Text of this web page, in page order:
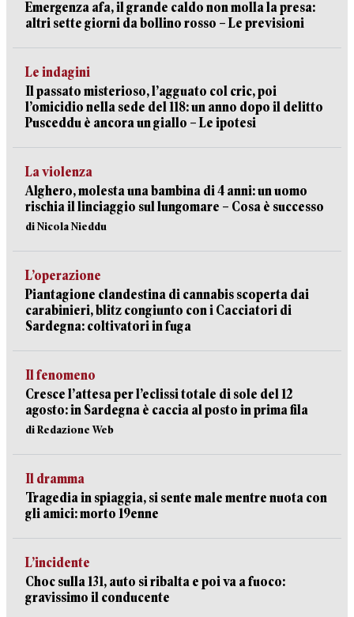
Emergenza afa, il grande caldo non molla la presa:
altri sette giorni da bollino rosso – Le previsioni
Le indagini
Il passato misterioso, l’agguato col cric, poi
l’omicidio nella sede del 118: un anno dopo il delitto
Pusceddu è ancora un giallo – Le ipotesi
La violenza
Alghero, molesta una bambina di 4 anni: un uomo
rischia il linciaggio sul lungomare – Cosa è successo
di Nicola Nieddu
L’operazione
Piantagione clandestina di cannabis scoperta dai
carabinieri, blitz congiunto con i Cacciatori di
Sardegna: coltivatori in fuga
Il fenomeno
Cresce l’attesa per l’eclissi totale di sole del 12
agosto: in Sardegna è caccia al posto in prima fila
di Redazione Web
Il dramma
Tragedia in spiaggia, si sente male mentre nuota con
gli amici: morto 19enne
L’incidente
Choc sulla 131, auto si ribalta e poi va a fuoco:
gravissimo il conducente